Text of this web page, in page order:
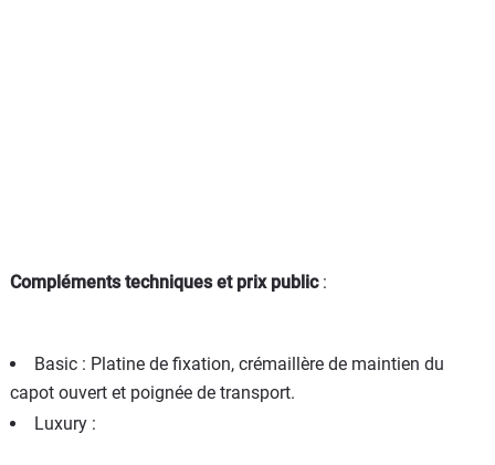
Compléments techniques et prix public:
Basic : Platine de fixation, crémaillère de maintien du
capot ouvert et poignée de transport.
Luxury :